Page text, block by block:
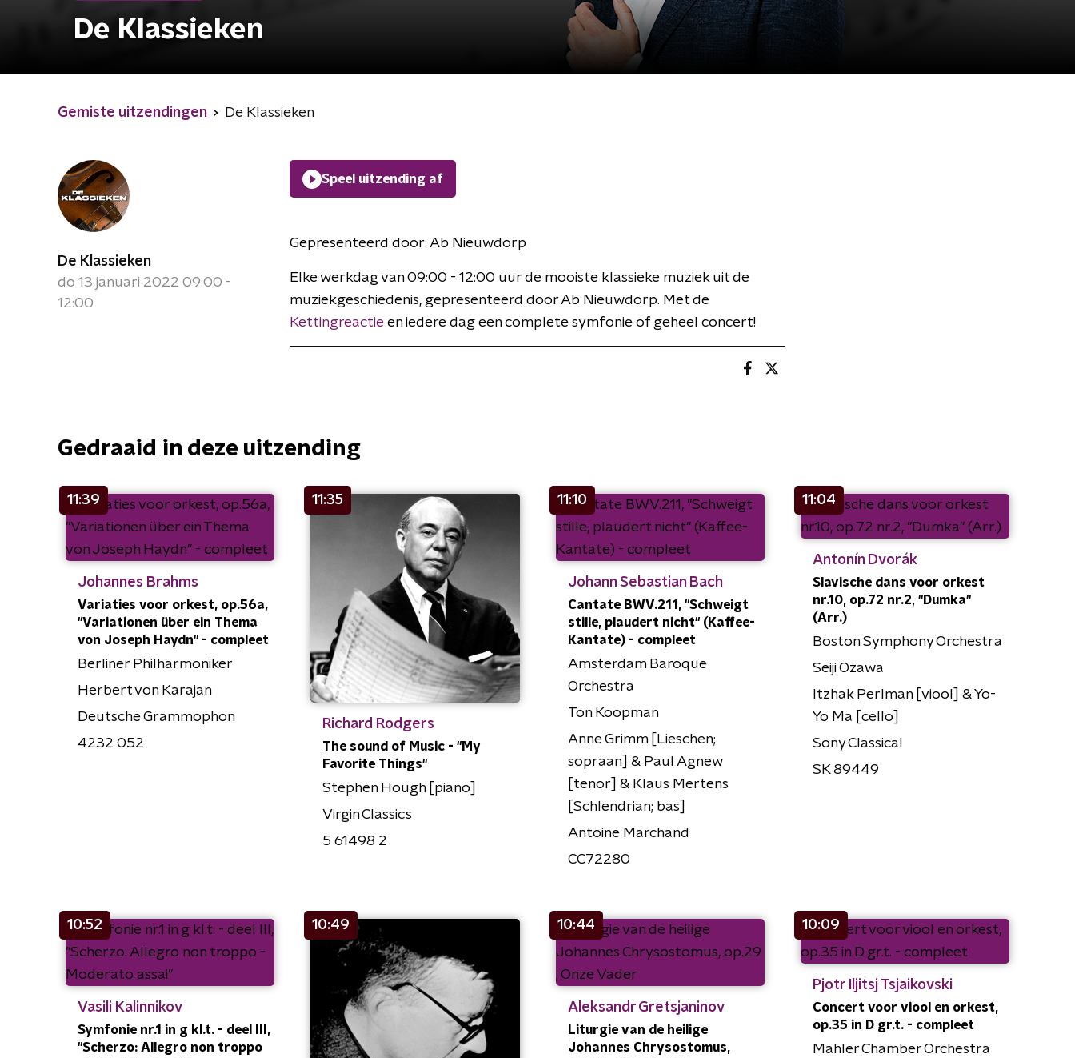
De Klassieken
Gemiste uitzendingen De Klassieken
De Klassieken
do 13 januari 2022 09:00 -
12:00
Speel uitzending af
Gepresenteerd door: Ab Nieuwdorp
Elke werkdag van 09:00 - 12:00 uur de mooiste klassieke muziek uit de
muziekgeschiedenis, gepresenteerd door Ab Nieuwdorp. Met de
Kettingreactie en iedere dag een complete symfonie of geheel concert!
Gedraaid in deze uitzending
11:39
Johannes Brahms
Variaties voor orkest, op.56a,
"Variationen über ein Thema
von Joseph Haydn" - compleet
Berliner Philharmoniker
Herbert von Karajan
Deutsche Grammophon
4232 052
11:35
Richard Rodgers
The sound of Music - "My
Favorite Things"
Stephen Hough [piano]
Virgin Classics
5 61498 2
11:10
Johann Sebastian Bach
Cantate BWV.211, "Schweigt
stille, plaudert nicht" (Kaffee-
Kantate) - compleet
Amsterdam Baroque
Orchestra
Ton Koopman
Anne Grimm [Lieschen;
sopraan] & Paul Agnew
[tenor] & Klaus Mertens
[Schlendrian; bas]
Antoine Marchand
CC72280
11:04
Antonín Dvorák
Slavische dans voor orkest
nr.10, op.72 nr.2, "Dumka"
(Arr.)
Boston Symphony Orchestra
Seiji Ozawa
Itzhak Perlman [viool] & Yo-
Yo Ma [cello]
Sony Classical
SK 89449
10:52
Vasili Kalinnikov
Symfonie nr.1 in g kl.t. - deel III,
"Scherzo: Allegro non troppo
10:49 10:44
Aleksandr Gretsjaninov
Liturgie van de heilige
Johannes Chrysostomus,
10:09
Pjotr Iljitsj Tsjaikovski
Concert voor viool en orkest,
op.35 in D gr.t. - compleet
Mahler Chamber Orchestra